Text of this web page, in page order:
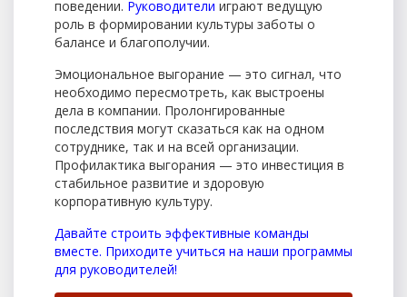
поведении. Руководители играют ведущую
роль в формировании культуры заботы о
балансе и благополучии.
Эмоциональное выгорание — это сигнал, что
необходимо пересмотреть, как выстроены
дела в компании. Пролонгированные
последствия могут сказаться как на одном
сотруднике, так и на всей организации.
Профилактика выгорания — это инвестиция в
стабильное развитие и здоровую
корпоративную культуру.
Давайте строить эффективные команды
вместе. Приходите учиться на наши программы
для руководителей!